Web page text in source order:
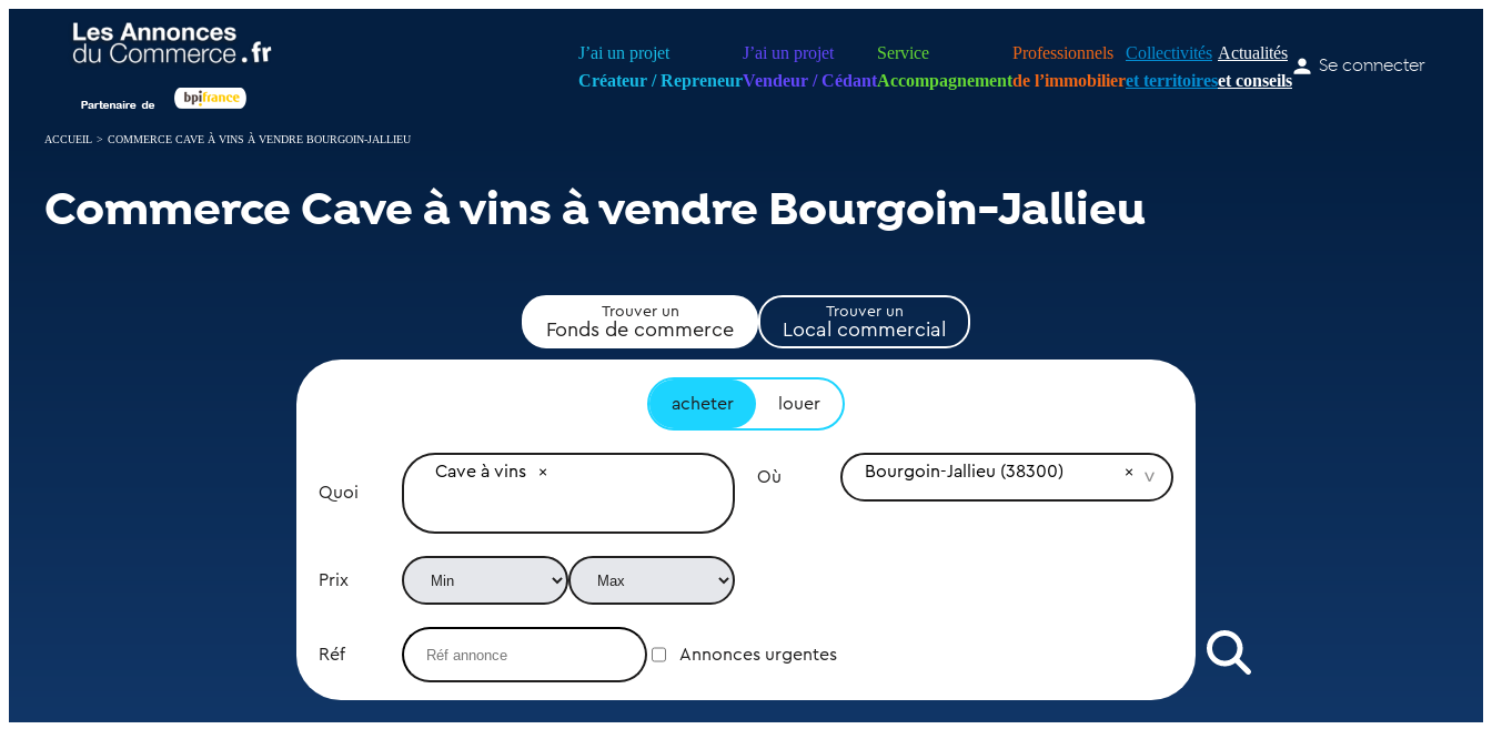
J’ai un projet
Créateur / Repreneur
J’ai un projet
Vendeur / Cédant
Service
Accompagnement
Professionnels
de l’immobilier
Collectivités
et territoires
Actualités
et conseils
Se connecter
ACCUEIL > COMMERCE CAVE À VINS À VENDRE BOURGOIN-JALLIEU
Commerce Cave à vins à vendre Bourgoin-Jallieu
Trouver un
Fonds de commerce
Trouver un
Local commercial
acheter louer
Quoi
Cave à vins Où Bourgoin-Jallieu (38300)
Prix
Réf Annonces urgentes
Panneau de gestion des cookies